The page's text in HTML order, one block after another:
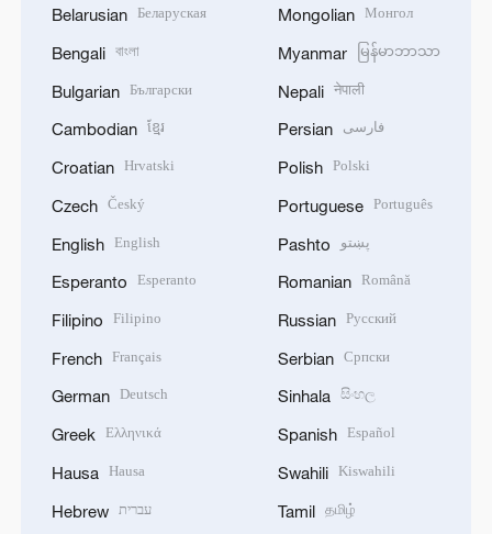
Belarusian Беларуская
Bengali বাংলা
Bulgarian Български
Cambodian ខ្មែរ
Croatian Hrvatski
Czech Český
English English
Esperanto Esperanto
Filipino Filipino
French Français
German Deutsch
Greek Ελληνικά
Hausa Hausa
Hebrew עברית
Mongolian Монгол
Myanmar မြန်မာဘာသာ
Nepali नेपाली
Persian فارسی
Polish Polski
Portuguese Português
Pashto پښتو
Romanian Română
Russian Русский
Serbian Српски
Sinhala සිංහල
Spanish Español
Swahili Kiswahili
Tamil தமிழ்